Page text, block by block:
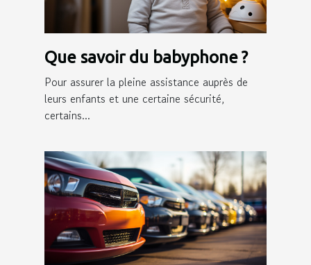
Que savoir du babyphone ?
Pour assurer la pleine assistance auprès de
leurs enfants et une certaine sécurité,
certains...